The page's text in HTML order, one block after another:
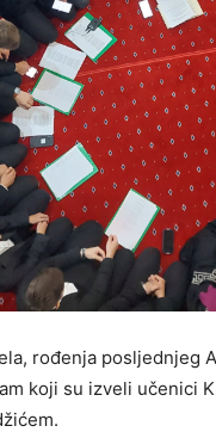
rođenja posljednjeg
koji su izveli učenici